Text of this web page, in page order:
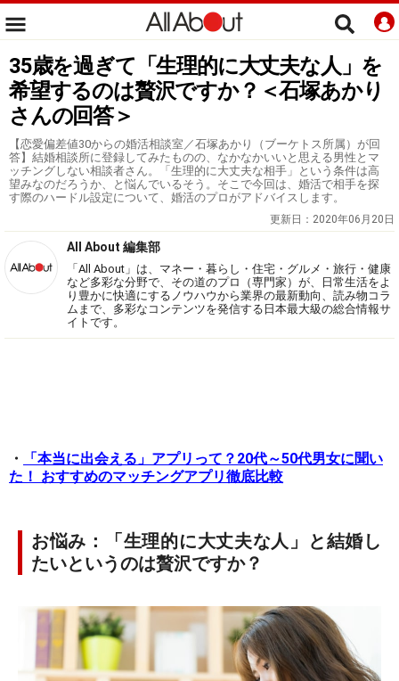
35歳を過ぎて「生理的に大丈夫な人」を
希望するのは贅沢ですか？＜石塚あかり
さんの回答＞
【恋愛偏差値30からの婚活相談室／石塚あかり（ブーケトス所属）が回
答】結婚相談所に登録してみたものの、なかなかいいと思える男性とマ
ッチングしない相談者さん。「生理的に大丈夫な相手」という条件は高
望みなのだろうか、と悩んでいるそう。そこで今回は、婚活で相手を探
す際のハードル設定について、婚活のプロがアドバイスします。
更新日： 2020年06月20日
All About 編集部
「All About」は、マネー・暮らし・住宅・グルメ・旅行・健康
など多彩な分野で、その道のプロ（専門家）が、日常生活をよ
り豊かに快適にするノウハウから業界の最新動向、読み物コラ
ムまで、多彩なコンテンツを発信する日本最大級の総合情報サ
イトです。
・
「本当に出会える」アプリって？20代～50代男女に聞い
た！ おすすめのマッチングアプリ徹底比較
お悩み：「生理的に大丈夫な人」と結婚し
たいというのは贅沢ですか？